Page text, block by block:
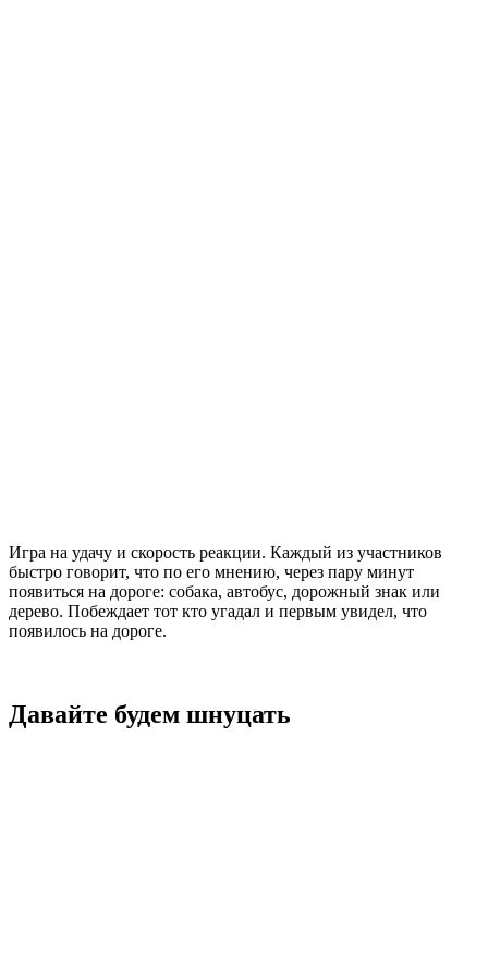
Игра на удачу и скорость реакции. Каждый из участников
быстро говорит, что по его мнению, через пару минут
появиться на дороге: собака, автобус, дорожный знак или
дерево. Побеждает тот кто угадал и первым увидел, что
появилось на дороге.
Давайте будем шнуцать